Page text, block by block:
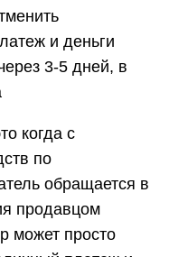
и деньги
3-5 дней, в
когда с
по
обращается в
продавцом
может просто